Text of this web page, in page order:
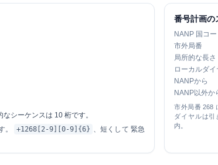
シーケンスは 10 桁です。
。
+1268[2-9][0-9]{6} 、短くして 緊急
番号計画の
NANP 国コー
市外局番
局所的な長さ
ローカルダイ
NANPから
NANP以外か
市外局番 268
ダイヤルは引
内。